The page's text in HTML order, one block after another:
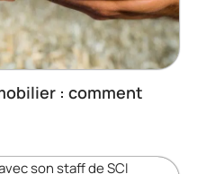
: comment